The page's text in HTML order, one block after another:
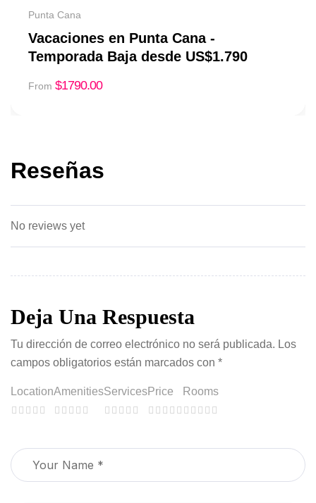
Punta Cana
Vacaciones en Punta Cana -
Temporada Baja desde US$1.790
From $1790.00
Reseñas
No reviews yet
Deja Una Respuesta
Tu dirección de correo electrónico no será publicada. Los
campos obligatorios están marcados con *
LocationAmenitiesServicesPrice Rooms